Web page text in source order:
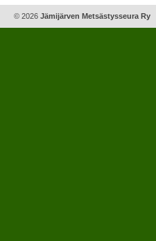
© 2026 Jämijärven Metsästysseura Ry